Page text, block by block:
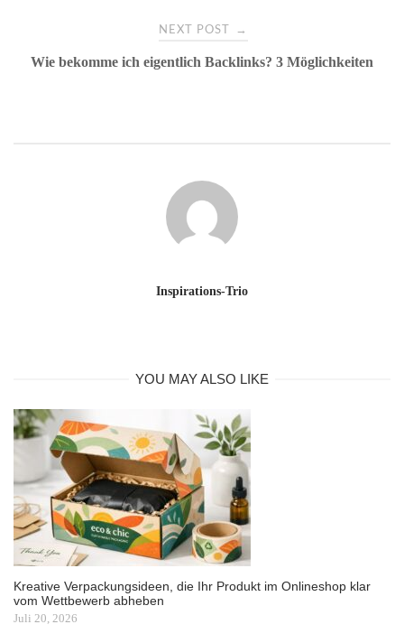
NEXT POST →
Wie bekomme ich eigentlich Backlinks? 3 Möglichkeiten
Inspirations-Trio
YOU MAY ALSO LIKE
Kreative Verpackungsideen, die Ihr Produkt im Onlineshop klar
vom Wettbewerb abheben
Juli 20, 2026